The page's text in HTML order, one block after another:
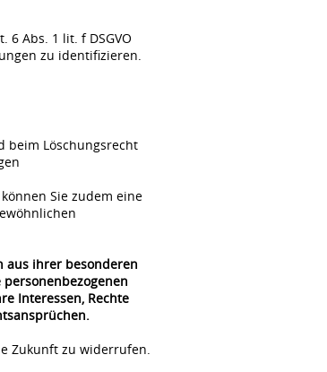
Abs. 1 lit. f DSGVO
zu identifizieren.
beim Löschungsrecht
Sie zudem eine
aus ihrer besonderen
Interessen, Rechte
Zukunft zu widerrufen.